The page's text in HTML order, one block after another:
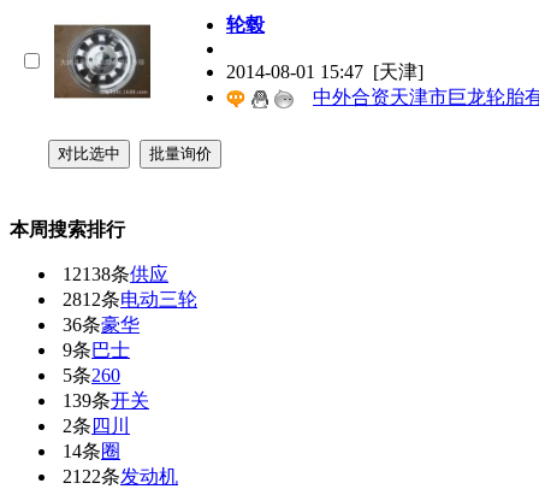
轮毂
2014-08-01 15:47 [天津]
中外合资天津市巨龙轮胎
本周搜索排行
12138条供应
2812条电动三轮
36条豪华
9条巴士
5条260
139条开关
2条 四川
14条圈
2122条发动机